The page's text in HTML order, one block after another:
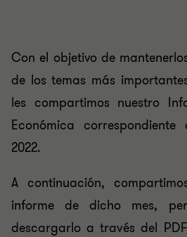
Con el objetivo de
de los temas más
les compartimos nuestro
Económica
2022.
A continuación,
informe de dicho mes,
descargarlo a través del